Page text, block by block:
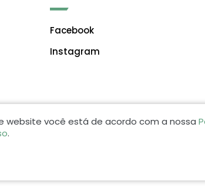
Facebook
Instagram
website você está de acordo com a nossa
.